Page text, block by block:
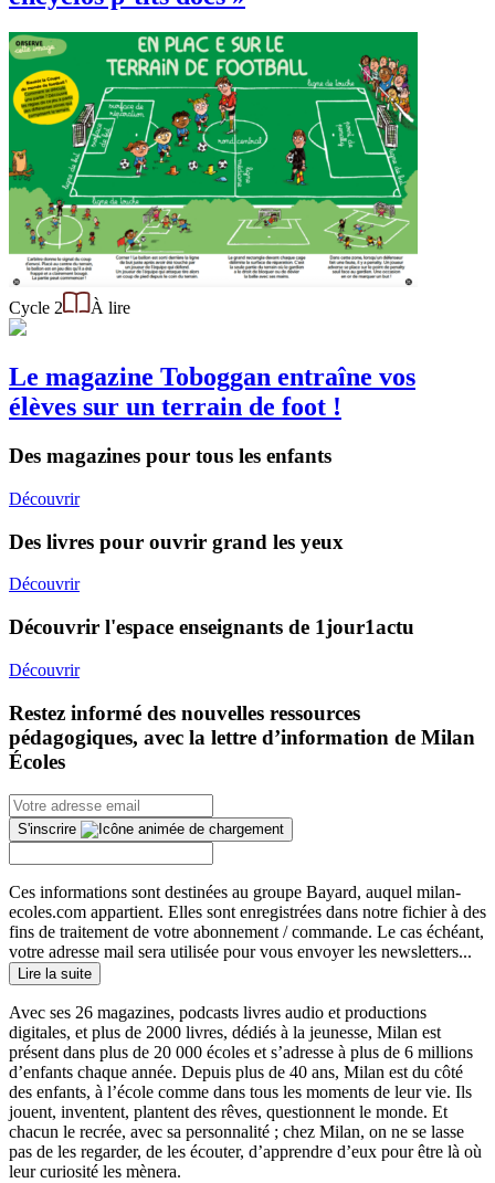
Cycle 2 À lire
Le magazine Toboggan entraîne vos
élèves sur un terrain de foot !
Des magazines pour tous les enfants
Découvrir
Des livres pour ouvrir grand les yeux
Découvrir
Découvrir l'espace enseignants de 1jour1actu
Découvrir
Restez informé des nouvelles ressources
pédagogiques, avec la lettre d’information de Milan
Écoles
S'inscrire
Ces informations sont destinées au groupe Bayard, auquel milan-
ecoles.com appartient. Elles sont enregistrées dans notre fichier à des
fins de traitement de votre abonnement / commande. Le cas échéant,
votre adresse mail sera utilisée pour vous envoyer les newsletters...
Lire la suite
Avec ses 26 magazines, podcasts livres audio et productions
digitales, et plus de 2000 livres, dédiés à la jeunesse, Milan est
présent dans plus de 20 000 écoles et s’adresse à plus de 6 millions
d’enfants chaque année. Depuis plus de 40 ans, Milan est du côté
des enfants, à l’école comme dans tous les moments de leur vie. Ils
jouent, inventent, plantent des rêves, questionnent le monde. Et
chacun le recrée, avec sa personnalité ; chez Milan, on ne se lasse
pas de les regarder, de les écouter, d’apprendre d’eux pour être là où
leur curiosité les mènera.